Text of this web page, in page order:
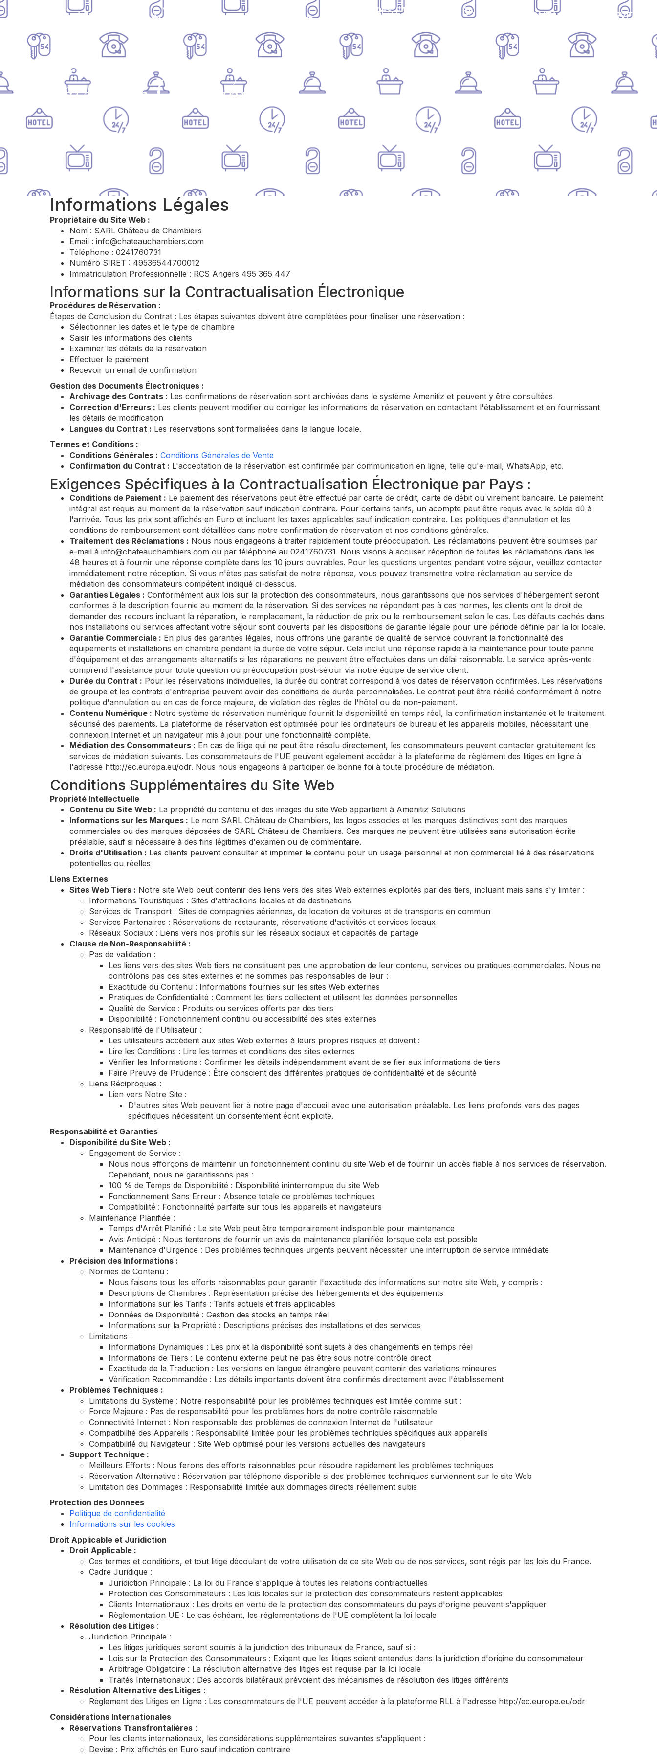
ACCUEIL
VOS
ÉVÈNEMENTS
HÉBERGEMENTS
OFFRES ET
ON EN PARLE
...
CONTACT RÉSERVER
Château de Chambiers
Informations Légales
Propriétaire du Site Web :
Nom : SARL Château de Chambiers
Email : info@chateauchambiers.com
Téléphone : 0241760731
Numéro SIRET : 49536544700012
Immatriculation Professionnelle : RCS Angers 495 365 447
Informations sur la Contractualisation Électronique
Procédures de Réservation :
Étapes de Conclusion du Contrat : Les étapes suivantes doivent être complétées pour finaliser une réservation :
Sélectionner les dates et le type de chambre
Saisir les informations des clients
Examiner les détails de la réservation
Effectuer le paiement
Recevoir un email de confirmation
Gestion des Documents Électroniques :
Archivage des Contrats : Les confirmations de réservation sont archivées dans le système Amenitiz et peuvent y être consultées
Correction d'Erreurs : Les clients peuvent modifier ou corriger les informations de réservation en contactant l'établissement et en fournissant
les détails de modification
Langues du Contrat : Les réservations sont formalisées dans la langue locale.
Termes et Conditions :
Conditions Générales : Conditions Générales de Vente
Confirmation du Contrat : L'acceptation de la réservation est confirmée par communication en ligne, telle qu'e-mail, WhatsApp, etc.
Exigences Spécifiques à la Contractualisation Électronique par Pays :
Conditions de Paiement : Le paiement des réservations peut être effectué par carte de crédit, carte de débit ou virement bancaire. Le paiement
intégral est requis au moment de la réservation sauf indication contraire. Pour certains tarifs, un acompte peut être requis avec le solde dû à
l'arrivée. Tous les prix sont affichés en Euro et incluent les taxes applicables sauf indication contraire. Les politiques d'annulation et les
conditions de remboursement sont détaillées dans notre confirmation de réservation et nos conditions générales.
Traitement des Réclamations : Nous nous engageons à traiter rapidement toute préoccupation. Les réclamations peuvent être soumises par
e-mail à info@chateauchambiers.com ou par téléphone au 0241760731. Nous visons à accuser réception de toutes les réclamations dans les
48 heures et à fournir une réponse complète dans les 10 jours ouvrables. Pour les questions urgentes pendant votre séjour, veuillez contacter
immédiatement notre réception. Si vous n'êtes pas satisfait de notre réponse, vous pouvez transmettre votre réclamation au service de
médiation des consommateurs compétent indiqué ci-dessous.
Garanties Légales : Conformément aux lois sur la protection des consommateurs, nous garantissons que nos services d'hébergement seront
conformes à la description fournie au moment de la réservation. Si des services ne répondent pas à ces normes, les clients ont le droit de
demander des recours incluant la réparation, le remplacement, la réduction de prix ou le remboursement selon le cas. Les défauts cachés dans
nos installations ou services affectant votre séjour sont couverts par les dispositions de garantie légale pour une période définie par la loi locale.
Garantie Commerciale : En plus des garanties légales, nous offrons une garantie de qualité de service couvrant la fonctionnalité des
équipements et installations en chambre pendant la durée de votre séjour. Cela inclut une réponse rapide à la maintenance pour toute panne
d'équipement et des arrangements alternatifs si les réparations ne peuvent être effectuées dans un délai raisonnable. Le service après-vente
comprend l'assistance pour toute question ou préoccupation post-séjour via notre équipe de service client.
Durée du Contrat : Pour les réservations individuelles, la durée du contrat correspond à vos dates de réservation confirmées. Les réservations
de groupe et les contrats d'entreprise peuvent avoir des conditions de durée personnalisées. Le contrat peut être résilié conformément à notre
politique d'annulation ou en cas de force majeure, de violation des règles de l'hôtel ou de non-paiement.
Contenu Numérique : Notre système de réservation numérique fournit la disponibilité en temps réel, la confirmation instantanée et le traitement
sécurisé des paiements. La plateforme de réservation est optimisée pour les ordinateurs de bureau et les appareils mobiles, nécessitant une
connexion Internet et un navigateur mis à jour pour une fonctionnalité complète.
Médiation des Consommateurs : En cas de litige qui ne peut être résolu directement, les consommateurs peuvent contacter gratuitement les
services de médiation suivants. Les consommateurs de l'UE peuvent également accéder à la plateforme de règlement des litiges en ligne à
l'adresse http://ec.europa.eu/odr. Nous nous engageons à participer de bonne foi à toute procédure de médiation.
Conditions Supplémentaires du Site Web
Propriété Intellectuelle
Contenu du Site Web : La propriété du contenu et des images du site Web appartient à Amenitiz Solutions
Informations sur les Marques : Le nom SARL Château de Chambiers, les logos associés et les marques distinctives sont des marques
commerciales ou des marques déposées de SARL Château de Chambiers. Ces marques ne peuvent être utilisées sans autorisation écrite
préalable, sauf si nécessaire à des fins légitimes d'examen ou de commentaire.
Droits d'Utilisation : Les clients peuvent consulter et imprimer le contenu pour un usage personnel et non commercial lié à des réservations
potentielles ou réelles
Liens Externes
Sites Web Tiers : Notre site Web peut contenir des liens vers des sites Web externes exploités par des tiers, incluant mais sans s'y limiter :
Informations Touristiques : Sites d'attractions locales et de destinations
Services de Transport : Sites de compagnies aériennes, de location de voitures et de transports en commun
Services Partenaires : Réservations de restaurants, réservations d'activités et services locaux
Réseaux Sociaux : Liens vers nos profils sur les réseaux sociaux et capacités de partage
Clause de Non-Responsabilité :
Pas de validation :
Les liens vers des sites Web tiers ne constituent pas une approbation de leur contenu, services ou pratiques commerciales. Nous ne
contrôlons pas ces sites externes et ne sommes pas responsables de leur :
Exactitude du Contenu : Informations fournies sur les sites Web externes
Pratiques de Confidentialité : Comment les tiers collectent et utilisent les données personnelles
Qualité de Service : Produits ou services offerts par des tiers
Disponibilité : Fonctionnement continu ou accessibilité des sites externes
Responsabilité de l'Utilisateur :
Les utilisateurs accèdent aux sites Web externes à leurs propres risques et doivent :
Lire les Conditions : Lire les termes et conditions des sites externes
Vérifier les Informations : Confirmer les détails indépendamment avant de se fier aux informations de tiers
Faire Preuve de Prudence : Être conscient des différentes pratiques de confidentialité et de sécurité
Liens Réciproques :
Lien vers Notre Site :
D'autres sites Web peuvent lier à notre page d'accueil avec une autorisation préalable. Les liens profonds vers des pages
spécifiques nécessitent un consentement écrit explicite.
Responsabilité et Garanties
Disponibilité du Site Web :
Engagement de Service :
Nous nous efforçons de maintenir un fonctionnement continu du site Web et de fournir un accès fiable à nos services de réservation.
Cependant, nous ne garantissons pas :
100 % de Temps de Disponibilité : Disponibilité ininterrompue du site Web
Fonctionnement Sans Erreur : Absence totale de problèmes techniques
Compatibilité : Fonctionnalité parfaite sur tous les appareils et navigateurs
Maintenance Planifiée :
Temps d'Arrêt Planifié : Le site Web peut être temporairement indisponible pour maintenance
Avis Anticipé : Nous tenterons de fournir un avis de maintenance planifiée lorsque cela est possible
Maintenance d'Urgence : Des problèmes techniques urgents peuvent nécessiter une interruption de service immédiate
Précision des Informations :
Normes de Contenu :
Nous faisons tous les efforts raisonnables pour garantir l'exactitude des informations sur notre site Web, y compris :
Descriptions de Chambres : Représentation précise des hébergements et des équipements
Informations sur les Tarifs : Tarifs actuels et frais applicables
Données de Disponibilité : Gestion des stocks en temps réel
Informations sur la Propriété : Descriptions précises des installations et des services
Limitations :
Informations Dynamiques : Les prix et la disponibilité sont sujets à des changements en temps réel
Informations de Tiers : Le contenu externe peut ne pas être sous notre contrôle direct
Exactitude de la Traduction : Les versions en langue étrangère peuvent contenir des variations mineures
Vérification Recommandée : Les détails importants doivent être confirmés directement avec l'établissement
Problèmes Techniques :
Limitations du Système : Notre responsabilité pour les problèmes techniques est limitée comme suit :
Force Majeure : Pas de responsabilité pour les problèmes hors de notre contrôle raisonnable
Connectivité Internet : Non responsable des problèmes de connexion Internet de l'utilisateur
Compatibilité des Appareils : Responsabilité limitée pour les problèmes techniques spécifiques aux appareils
Compatibilité du Navigateur : Site Web optimisé pour les versions actuelles des navigateurs
Support Technique :
Meilleurs Efforts : Nous ferons des efforts raisonnables pour résoudre rapidement les problèmes techniques
Réservation Alternative : Réservation par téléphone disponible si des problèmes techniques surviennent sur le site Web
Limitation des Dommages : Responsabilité limitée aux dommages directs réellement subis
Protection des Données
Politique de confidentialité
Informations sur les cookies
Droit Applicable et Juridiction
Droit Applicable :
Ces termes et conditions, et tout litige découlant de votre utilisation de ce site Web ou de nos services, sont régis par les lois du France.
Cadre Juridique :
Juridiction Principale : La loi du France s'applique à toutes les relations contractuelles
Protection des Consommateurs : Les lois locales sur la protection des consommateurs restent applicables
Clients Internationaux : Les droits en vertu de la protection des consommateurs du pays d'origine peuvent s'appliquer
Règlementation UE : Le cas échéant, les réglementations de l'UE complètent la loi locale
Résolution des Litiges :
Juridiction Principale :
Les litiges juridiques seront soumis à la juridiction des tribunaux de France, sauf si :
Lois sur la Protection des Consommateurs : Exigent que les litiges soient entendus dans la juridiction d'origine du consommateur
Arbitrage Obligatoire : La résolution alternative des litiges est requise par la loi locale
Traités Internationaux : Des accords bilatéraux prévoient des mécanismes de résolution des litiges différents
Résolution Alternative des Litiges :
Règlement des Litiges en Ligne : Les consommateurs de l'UE peuvent accéder à la plateforme RLL à l'adresse http://ec.europa.eu/odr
Considérations Internationales
Réservations Transfrontalières :
Pour les clients internationaux, les considérations supplémentaires suivantes s'appliquent :
Devise : Prix affichés en Euro sauf indication contraire